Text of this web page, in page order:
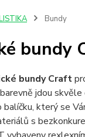
Bundy
bundy
bundy Craft
jdou
který se
s